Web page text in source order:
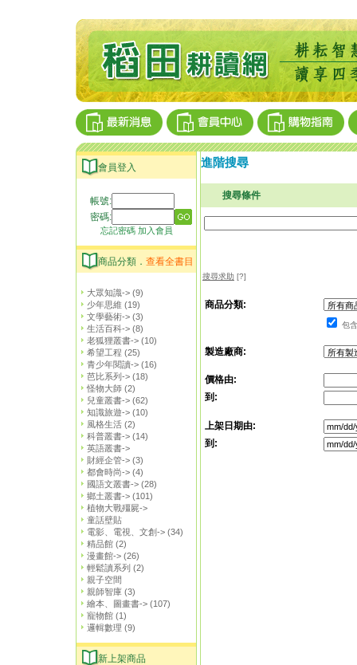
會員登入
帳號:
密碼:
忘記密碼 加入會員
商品分類． 查看全書目
大眾知識-> (9)
少年思維 (19)
文學藝術-> (3)
生活百科-> (8)
老狐狸叢書-> (10)
希望工程 (25)
青少年閱讀-> (16)
芭比系列-> (18)
怪物大師 (2)
兒童叢書-> (62)
知識旅遊-> (10)
風格生活 (2)
科普叢書-> (14)
英語叢書->
財經企管-> (3)
都會時尚-> (4)
國語文叢書-> (28)
鄉土叢書-> (101)
植物大戰殭屍->
童話壁貼
電影、電視、文創-> (34)
精品館 (2)
漫畫館-> (26)
輕鬆讀系列 (2)
親子空間
親師智庫 (3)
繪本、圖畫書-> (107)
寵物館 (1)
邏輯數理 (9)
新上架商品
進階搜尋
搜尋條件
搜尋求助 [?]
商品分類:
包
製造廠商:
價格由:
到:
上架日期由:
到: